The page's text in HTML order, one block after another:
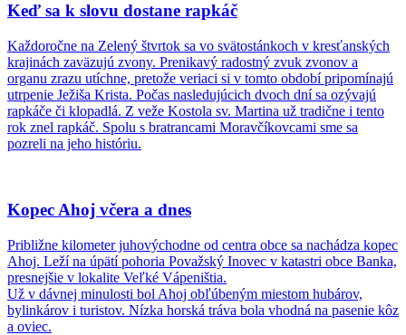
Keď sa k slovu dostane rapkáč
Každoročne na Zelený štvrtok sa vo svätostánkoch v kresťanských
krajinách zaväzujú zvony. Prenikavý radostný zvuk zvonov a
organu zrazu utíchne, pretože veriaci si v tomto období pripomínajú
utrpenie Ježiša Krista. Počas nasledujúcich dvoch dní sa ozývajú
rapkáče či klopadlá. Z veže Kostola sv. Martina už tradične i tento
rok znel rapkáč. Spolu s bratrancami Moravčíkovcami sme sa
pozreli na jeho históriu.
Kopec Ahoj včera a dnes
Približne kilometer juhovýchodne od centra obce sa nachádza kopec
Ahoj. Leží na úpätí pohoria Považský Inovec v katastri obce Banka,
presnejšie v lokalite Veľké Vápeništia.
Už v dávnej minulosti bol Ahoj obľúbeným miestom hubárov,
bylinkárov i turistov. Nízka horská tráva bola vhodná na pasenie kôz
a oviec.